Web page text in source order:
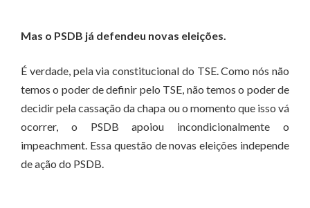
Mas o PSDB já defendeu novas eleições.
É verdade, pela via constitucional do TSE. Como nós não
temos o poder de definir pelo TSE, não temos o poder de
decidir pela cassação da chapa ou o momento que isso vá
ocorrer, o PSDB apoiou incondicionalmente o
impeachment. Essa questão de novas eleições independe
de ação do PSDB.